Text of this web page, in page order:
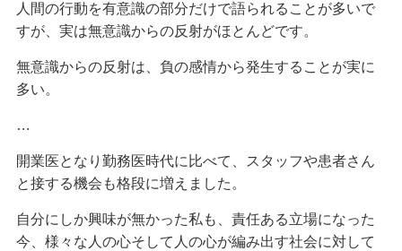
人間の行動を有意識の部分だけで語られることが多いで
すが、実は無意識からの反射がほとんどです。
無意識からの反射は、負の感情から発生することが実に
多い。
…
開業医となり勤務医時代に比べて、スタッフや患者さん
と接する機会も格段に増えました。
自分にしか興味が無かった私も、責任ある立場になった
今、様々な人の心そして人の心が編み出す社会に対して